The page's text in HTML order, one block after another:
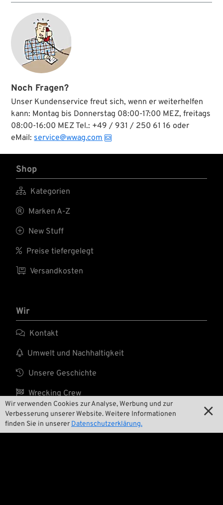
Wir verwenden Cookies zur Analyse, Werbung und zur
Verbesserung unserer Website. Weitere Informationen
finden Sie in unserer Datenschutzerklärung.

Noch Fragen?
Unser Kundenservice freut sich, wenn er weiterhelfen
kann: Montag bis Donnerstag 08:00-17:00 MEZ, freitags
08:00-16:00 MEZ Tel.: +49 / 931 / 250 61 16 oder
eMail:service@wwag.com
Shop
 Kategorien
 Marken A-Z
 New Stuff
 Preise tiefergelegt
 Versandkosten
Wir
 Kontakt
 Umwelt und Nachhaltigkeit
 Unsere Geschichte
 Wrecking Crew
Pan-O-Rama